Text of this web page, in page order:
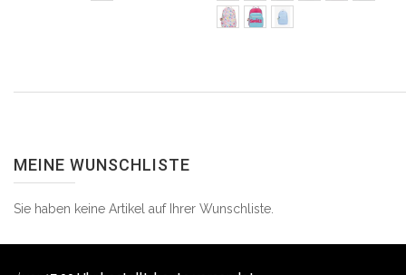
MEINE WUNSCHLISTE
Sie haben keine Artikel auf Ihrer Wunschliste.